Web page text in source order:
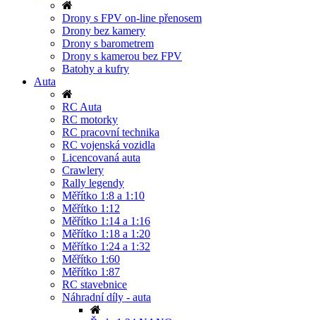
Drony s FPV on-line přenosem
Drony bez kamery
Drony s barometrem
Drony s kamerou bez FPV
Batohy a kufry
Auta
RC Auta
RC motorky
RC pracovní technika
RC vojenská vozidla
Licencovaná auta
Crawlery
Rally legendy
Měřítko 1:8 a 1:10
Měřítko 1:12
Měřítko 1:14 a 1:16
Měřítko 1:18 a 1:20
Měřítko 1:24 a 1:32
Měřítko 1:60
Měřítko 1:87
RC stavebnice
Náhradní díly - auta